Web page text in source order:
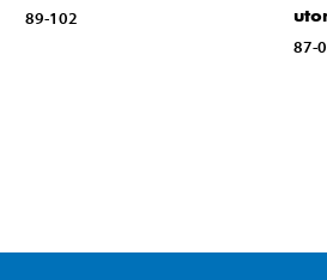
89-102
87-